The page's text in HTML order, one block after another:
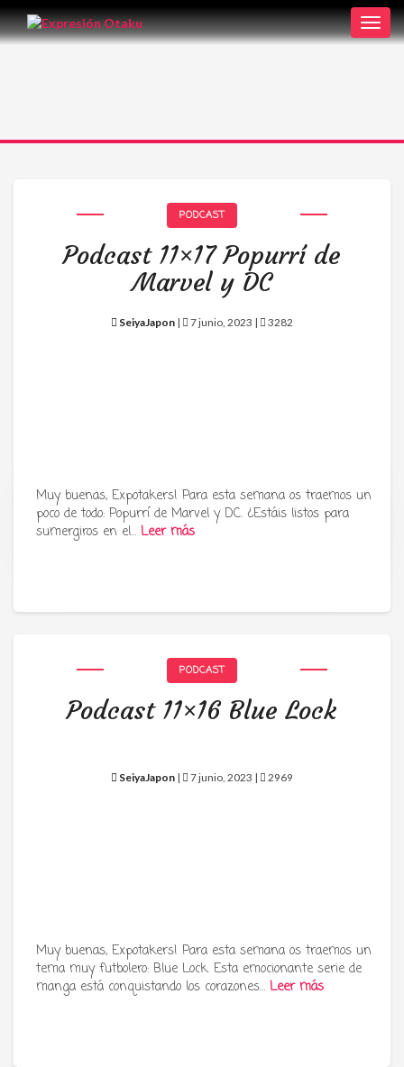
Tu radio y podcast sobre manga,
anime y cultura japonesa ツ
PODCAST
Podcast 11×17 Popurrí de
Marvel y DC
SeiyaJapon | 7 junio, 2023 | 3282
Muy buenas, Expotakers! Para esta semana os traemos un
poco de todo: Popurrí de Marvel y DC. ¿Estáis listos para
sumergiros en el… Leer más
PODCAST
Podcast 11×16 Blue Lock
SeiyaJapon | 7 junio, 2023 | 2969
Muy buenas, Expotakers! Para esta semana os traemos un
tema muy futbolero: Blue Lock. Esta emocionante serie de
manga está conquistando los corazones… Leer más